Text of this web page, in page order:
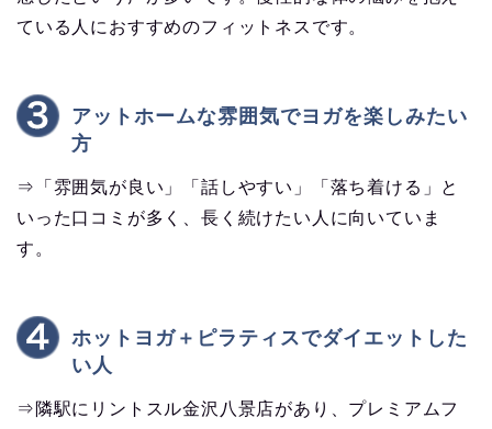
ている人におすすめのフィットネスです。
アットホームな雰囲気でヨガを楽しみたい
方
⇒「雰囲気が良い」「話しやすい」「落ち着ける」と
いった口コミが多く、長く続けたい人に向いていま
す。
ホットヨガ＋ピラティスでダイエットした
い人
⇒隣駅にリントスル金沢八景店があり、プレミアムフ